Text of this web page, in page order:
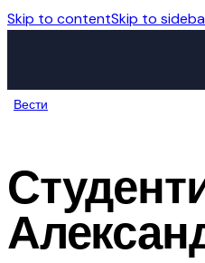
Skip to contentSkip to
Вести